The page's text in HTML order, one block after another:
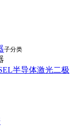
子分类
半导体激光二极